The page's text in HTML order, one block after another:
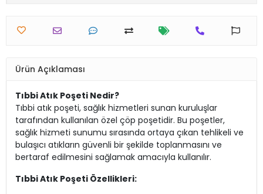
Ürün Açıklaması
Tıbbi Atık Poşeti Nedir?
Tıbbi atık poşeti, sağlık hizmetleri sunan kuruluşlar
tarafından kullanılan özel çöp poşetidir. Bu poşetler,
sağlık hizmeti sunumu sırasında ortaya çıkan tehlikeli ve
bulaşıcı atıkların güvenli bir şekilde toplanmasını ve
bertaraf edilmesini sağlamak amacıyla kullanılır.
Tıbbi Atık Poşeti Özellikleri: